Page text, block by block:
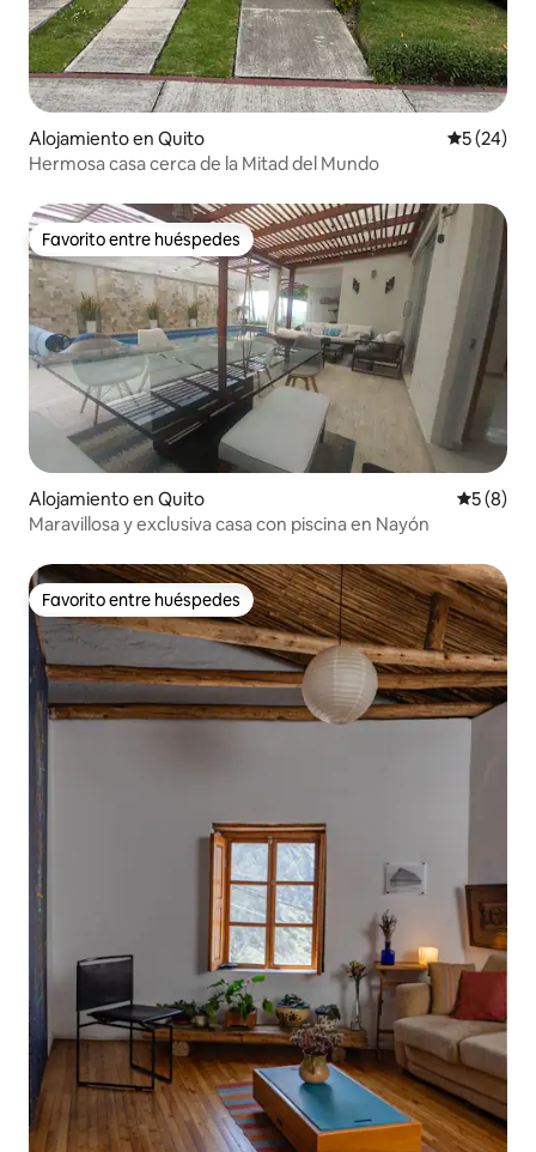
Alojamiento en Quito
5 (24)
Hermosa casa cerca de la Mitad del Mundo
Favorito entre huéspedes
Favorito entre huéspedes
Alojamiento en Quito
5 (8)
Maravillosa y exclusiva casa con piscina en Nayón
Favorito entre huéspedes
Favorito entre huéspedes